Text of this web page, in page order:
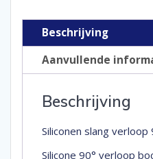
mm
aantalBeschrijving
Aanvullende
Beschrijving
Siliconen slang verloop
Silicone 90° verloop